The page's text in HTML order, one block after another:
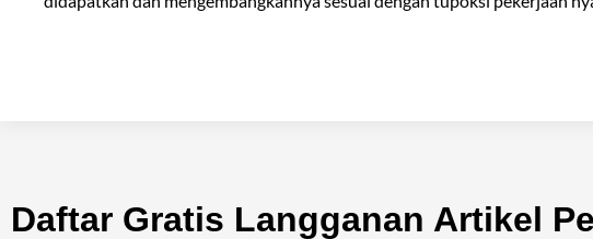
Daftar Gratis Langganan Artikel